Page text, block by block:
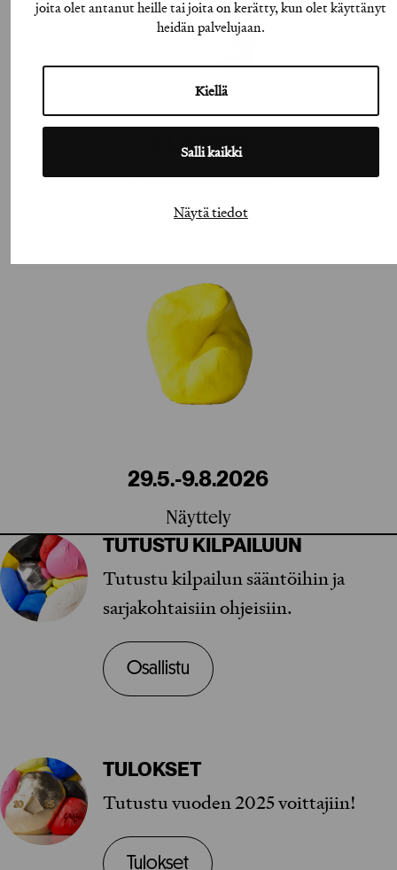
joita olet antanut heille tai joita on kerätty, kun olet käyttänyt
heidän palvelujaan.
Kiellä
Salli kaikki
Näytä tiedot
23.4.2026
julkaisu
29.5.-9.8.2026
Näyttely
TUTUSTU KILPAILUUN
Tutustu kilpailun sääntöihin ja
sarjakohtaisiin ohjeisiin.
Osallistu
TULOKSET
Tutustu vuoden 2025 voittajiin!
Tulokset